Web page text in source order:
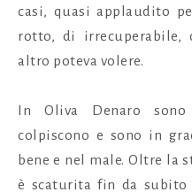
casi, quasi applaudito
rotto, di irrecuperabile,
altro poteva volere.
In Oliva Denaro
colpiscono e sono in
bene e nel male. Oltre la
è scaturita fin da